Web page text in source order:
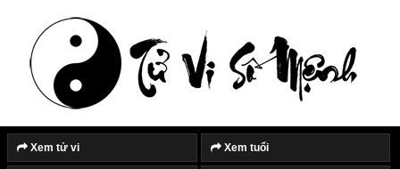
Xem tử vi Xem tuổi